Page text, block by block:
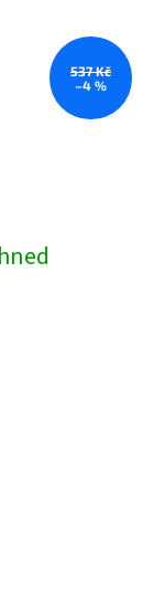
537 Kč
–4 %